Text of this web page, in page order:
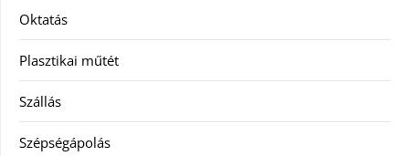
Oktatás
Plasztikai műtét
Szállás
Szépségápolás